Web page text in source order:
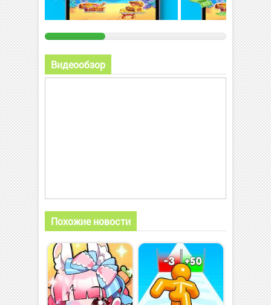
Видеообзор
Похожие новости